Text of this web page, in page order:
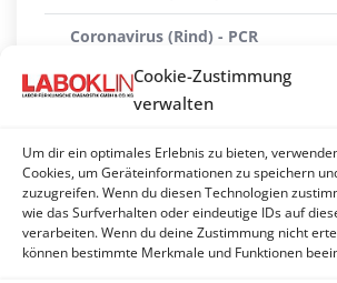
Cookie-Zustimmung
verwalten
Um dir ein optimales Erlebnis zu bieten,
Cookies, um Geräteinformationen zu speichern
zuzugreifen. Wenn du diesen Technologien
wie das Surfverhalten oder eindeutige IDs auf
verarbeiten. Wenn du deine Zustimmung nicht
können bestimmte Merkmale und Funktionen
Coronavirus (Rind) - PCR
Coronavirus (Schwein) (TGE) - PCR
Parvovirus (Hund, Katze) - PCR
Rotaviren Gruppe A - PCR
Rotavirus - Antigen (EIA)